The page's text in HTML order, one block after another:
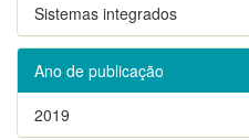
Sistemas integrados
Ano de publicação
2019